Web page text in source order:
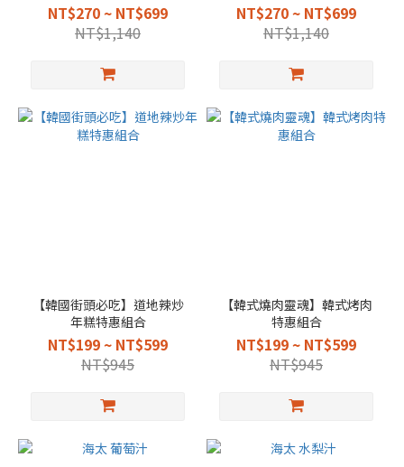
NT$270 ~ NT$699
NT$1,140
NT$270 ~ NT$699
NT$1,140
【韓國街頭必吃】道地辣炒
年糕特惠組合
NT$199 ~ NT$599
NT$945
【韓式燒肉靈魂】韓式烤肉
特惠組合
NT$199 ~ NT$599
NT$945